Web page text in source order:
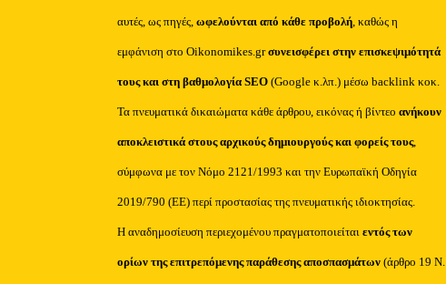
αυτές, ως πηγές,ωφελούνται από κάθε προβολή, καθώς η
εμφάνιση στο Oikonomikes.grσυνεισφέρει στην επισκεψιμότητά
τους και στη βαθμολογία SEO (Google κ.λπ.) μέσω backlink κοκ.
Τα πνευματικά δικαιώματα κάθε άρθρου, εικόνας ή βίντεοανήκουν
αποκλειστικά στους αρχικούς δημιουργούς και φορείς τους,
σύμφωνα με τον Νόμο 2121/1993 και την Ευρωπαϊκή Οδηγία
2019/790 (ΕΕ) περί προστασίας της πνευματικής ιδιοκτησίας.
Η αναδημοσίευση περιεχομένου πραγματοποιείταιεντός των
ορίων της επιτρεπόμενης παράθεσης αποσπασμάτων (άρθρο 19 Ν.